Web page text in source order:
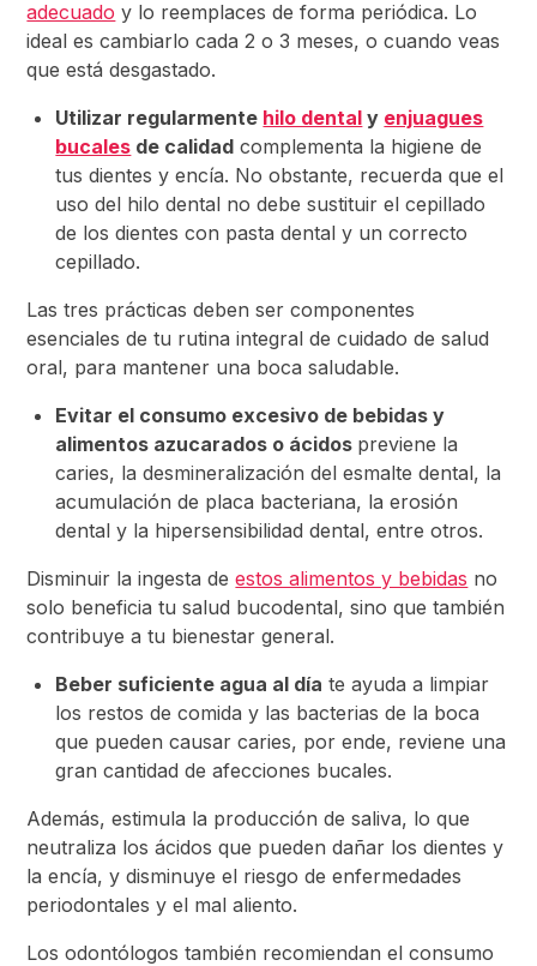
adecuado y lo reemplaces de forma periódica. Lo
ideal es cambiarlo cada 2 o 3 meses, o cuando veas
que está desgastado.
Utilizar regularmente hilo dental y enjuagues
bucales de calidad complementa la higiene de
tus dientes y encía. No obstante, recuerda que el
uso del hilo dental no debe sustituir el cepillado
de los dientes con pasta dental y un correcto
cepillado.
Las tres prácticas deben ser componentes
esenciales de tu rutina integral de cuidado de salud
oral, para mantener una boca saludable.
Evitar el consumo excesivo de bebidas y
alimentos azucarados o ácidos previene la
caries, la desmineralización del esmalte dental, la
acumulación de placa bacteriana, la erosión
dental y la hipersensibilidad dental, entre otros.
Disminuir la ingesta deestos alimentos y bebidas no
solo beneficia tu salud bucodental, sino que también
contribuye a tu bienestar general.
Beber suficiente agua al día te ayuda a limpiar
los restos de comida y las bacterias de la boca
que pueden causar caries, por ende, reviene una
gran cantidad de afecciones bucales.
Además, estimula la producción de saliva, lo que
neutraliza los ácidos que pueden dañar los dientes y
la encía, y disminuye el riesgo de enfermedades
periodontales y el mal aliento.
Los odontólogos también recomiendan el consumo